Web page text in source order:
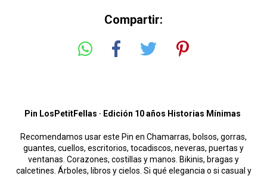
Compartir:
Pin LosPetitFellas · Edición 10 años Historias Mínimas
Recomendamos usar este Pin en Chamarras, bolsos, gorras,
guantes, cuellos, escritorios, tocadiscos, neveras, puertas y
ventanas. Corazones, costillas y manos. Bikinis, bragas y
calcetines. Árboles, libros y cielos. Si qué elegancia o si casual y